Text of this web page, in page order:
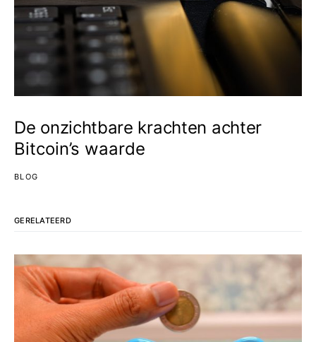
De onzichtbare krachten achter
Bitcoin’s waarde
BLOG
GERELATEERD